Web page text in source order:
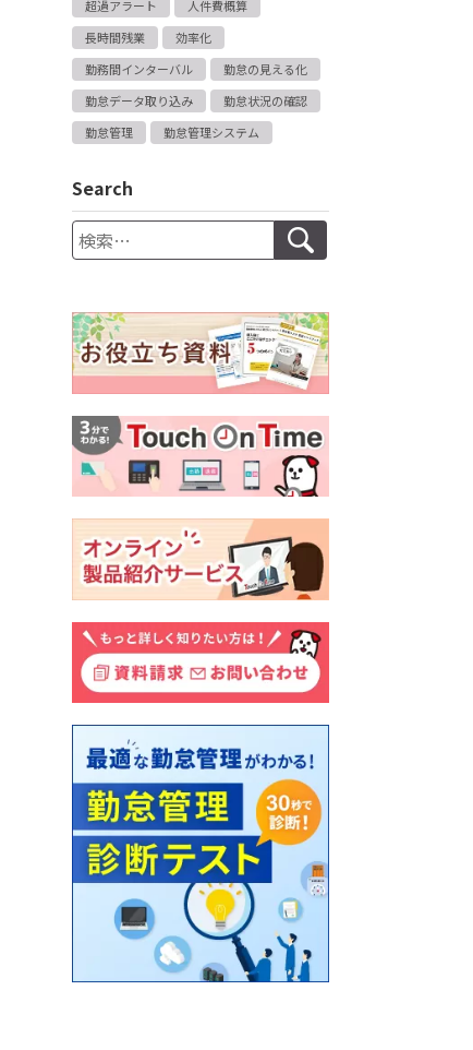
超過アラート
人件費概算
長時間残業
効率化
勤務間インターバル
勤怠の見える化
勤怠データ取り込み
勤怠状況の確認
勤怠管理
勤怠管理システム
Search